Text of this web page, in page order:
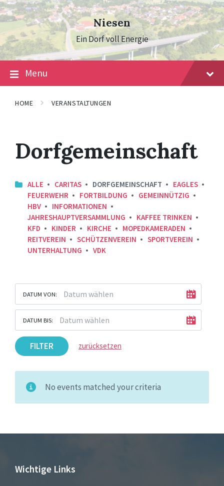
Skip
to
content
Skip
to
main
navigation
Skip
to
footer
Niesen
Ein Dorf voll Energie
Menu
HOME VERANSTALTUNGEN
Dorfgemeinschaft
ALLE CARITAS DORFGEMEINSCHAFT
EAGLES
FEUERWEHR
FORTBILDUNG
GEMEINNÜTZIG
HBV
INFORMATIONEN
JAHRESHAUPTVERSAMMLUNG
KAFFEE TRINKEN
KFD
KINDER KIRCHE
MOPEDKAMERADEN
REITVEREIN
SCHÜTZENVEREIN
SPORTVEREIN
UNTERHALTUNG
VDK
DATUM VON:
DATUM BIS:
FILTER zurücksetzen
No events matched your criteria
Wichtige Links